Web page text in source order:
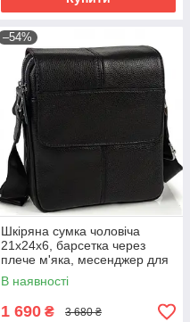
–54%
Шкіряна сумка чоловіча
21х24х6, барсетка через
плече м'яка, месенджер для
гаджетів BEXHILL TD-21334A
В наявності
1 690 ₴ 3 680 ₴